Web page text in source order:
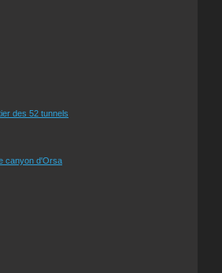
des 52 tunnels
canyon d'Orsa